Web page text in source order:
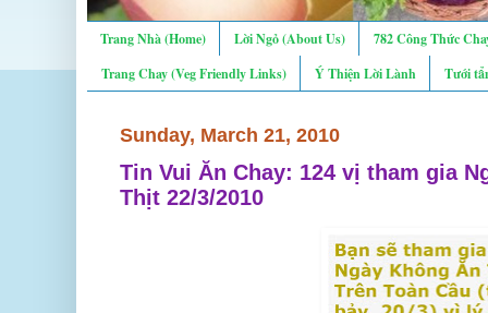
Trang Nhà (Home) Lời Ngỏ (About Us)
782 Công Thức
Trang Chay (Veg Friendly Links)
Ý Thiện Lời Lành Tưới
Sunday, March 21, 2010
Tin Vui Ăn Chay: 124 vị tham gia
Thịt 22/3/2010